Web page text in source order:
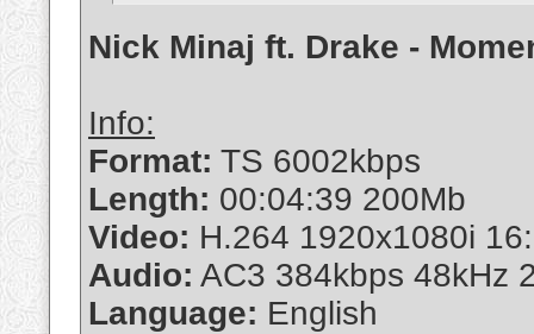
Nick Minaj ft. Drake -
Info:
Format: TS 6002kbps
Length: 00:04:39 200Mb
Video: H.264 1920x1080i
Audio: AC3 384kbps 48kHz
Language: English